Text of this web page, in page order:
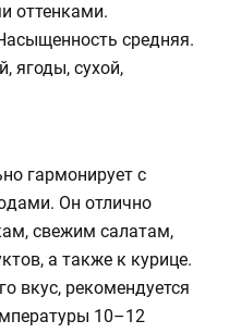
оттенками.
средняя.
ягоды, сухой,
гармонирует с
Он отлично
свежим салатам,
а также к курице.
вкус, рекомендуется
10–12